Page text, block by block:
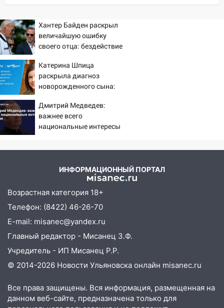
«Нефтяной топливной компании» будут
судить за неуплату 48,4 млн рублей
налогов
09:28
Дети на дорогах: пострадали
велосипедисты, мотоциклисты и
пешеходы. Обзор крупных аварий в
Ульяновской области
08:30
Поджог со свечой, 16 сгоревших
домов и выстрел за водку
августа
Императорский мост в
Ульяновске останется закрытым до
утра 10 августа
05:18
Судьба готовит сюрприз: гороскоп
на 8 августа — кому повезет с
деньгами, а кого ждет неожиданная
встреча
04:47 В Ульяновской области объявили
07.08.2026
Хантер Байден раскрыл
величайшую ошибку
своего отца: бездействие
Катерина Шпица
раскрыла диагноз
новорожденного сына:
смысла
Дмитрий Медведев:
важнее всего
национальные интересы
ИНФОРМАЦИОННЫЙ ПОРТАЛ
Возрастная категория 18+
Телефон: (8422) 46-26-70
E-mail: misanec@yandex.ru
Главный редактор - Мисанец З.Ф.
Учредитель - ИП Мисанец Р.Р.
© 2014-2026 Новости Ульяновска онлайн misanec.ru
Все права защищены. Вся информация, размещенная на
данном веб-сайте, предназначена только для